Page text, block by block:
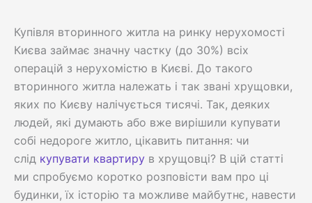
Купівля вторинного житла на ринку нерухомості
Києва займає значну частку (до 30%) всіх
операцій з нерухомістю в Києві. До такого
вторинного житла належать і так звані хрущовки,
яких по Києву налічується тисячі. Так, деяких
людей, які думають або вже вирішили купувати
собі недороге житло, цікавить питання: чи
слід купувати квартиру в хрущовці? В цій статті
ми спробуємо коротко розповісти вам про ці
будинки, їх історію та можливе майбутнє, навести